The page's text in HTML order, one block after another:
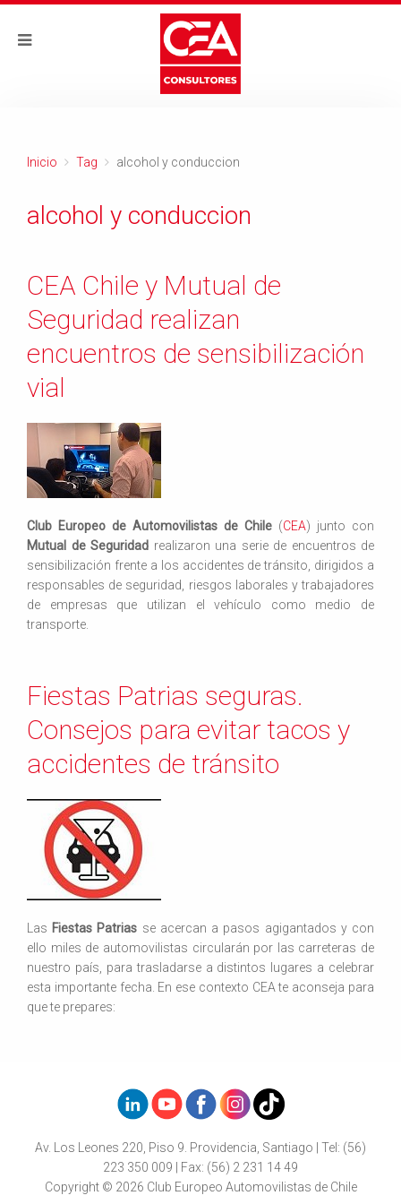
Inicio Tag alcohol y conduccion
alcohol y conduccion
CEA Chile y Mutual de
Seguridad realizan
encuentros de sensibilización
vial
Club Europeo de Automovilistas de Chile (CEA) junto con
Mutual de Seguridad realizaron una serie de encuentros de
sensibilización frente a los accidentes de tránsito, dirigidos a
responsables de seguridad, riesgos laborales y trabajadores
de empresas que utilizan el vehículo como medio de
transporte.
Fiestas Patrias seguras.
Consejos para evitar tacos y
accidentes de tránsito
Las Fiestas Patrias se acercan a pasos agigantados y con
ello miles de automovilistas circularán por las carreteras de
nuestro país, para trasladarse a distintos lugares a celebrar
esta importante fecha. En ese contexto CEA te aconseja para
que te prepares:
Av. Los Leones 220, Piso 9. Providencia, Santiago | Tel: (56)
223 350 009 | Fax: (56) 2 231 14 49
Copyright © 2026 Club Europeo Automovilistas de Chile